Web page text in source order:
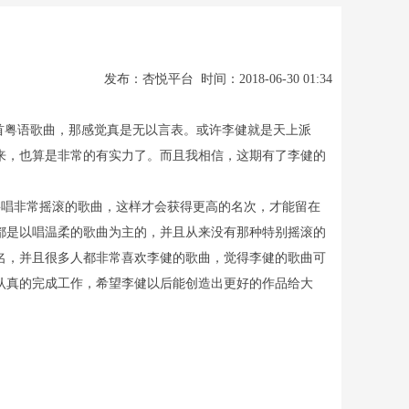
发布：杏悦平台 时间：2018-06-30 01:34
语歌曲，那感觉真是无以言表。或许李健就是天上派
也算是非常的有实力了。而且我相信，这期有了李健的
非常摇滚的歌曲，这样才会获得更高的名次，才能留在
以唱温柔的歌曲为主的，并且从来没有那种特别摇滚的
并且很多人都非常喜欢李健的歌曲，觉得李健的歌曲可
的完成工作，希望李健以后能创造出更好的作品给大